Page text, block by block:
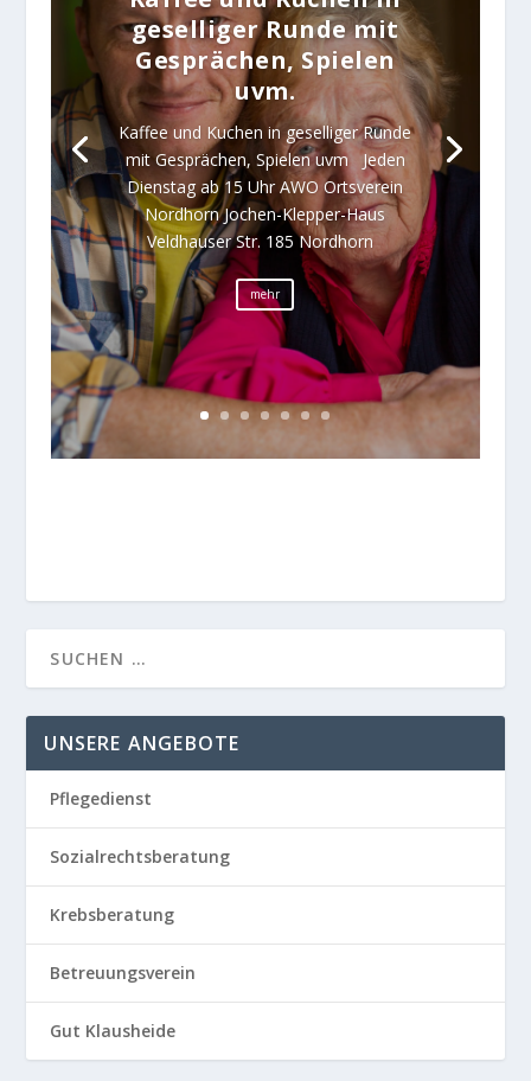
geselliger Runde mit
Gesprächen, Spielen
uvm.
Kaffee und Kuchen in geselliger Runde
mit Gesprächen, Spielen uvm Jeden
Dienstag ab 15 Uhr AWO Ortsverein
Nordhorn Jochen-Klepper-Haus
Veldhauser Str. 185 Nordhorn
mehr
UNSERE ANGEBOTE
Pflegedienst
Sozialrechtsberatung
Krebsberatung
Betreuungsverein
Gut Klausheide